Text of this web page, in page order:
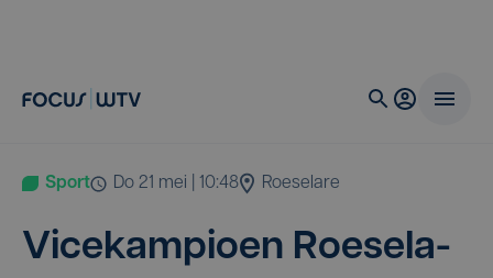
Sport do 21 mei | 10:48 Roeselare
Vice­kam­pi­oen Roe­se­la­